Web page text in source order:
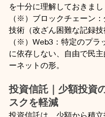
を十分に理解しておきまし
（※）ブロックチェーン
技術（改ざん困難な記録技
（※）Web3：特定のプラ
に依存しない、自由で民
ーネットの形。
投資信託｜少額投資
スクを軽減
投資信託は、少額から積立